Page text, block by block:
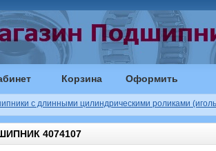
Корзина Оформить
с длинными цилиндрическими роликами
4074107